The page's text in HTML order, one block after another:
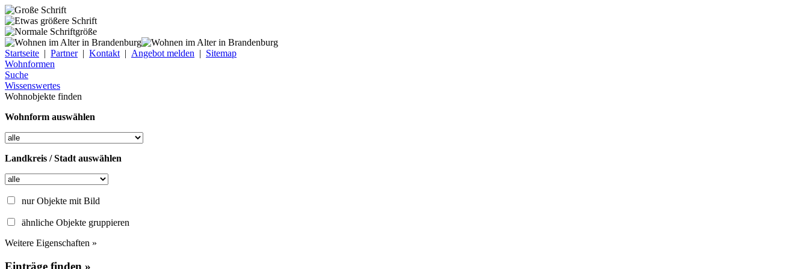
Startseite | Partner| Kontakt | Angebot melden | Sitemap
Wohnformen
Suche
Wissenswertes
Wohnobjekte finden
Wohnform auswählen
Landkreis / Stadt auswählen
nur Objekte mit Bild
ähnliche Objekte gruppieren
Weitere Eigenschaften »
Einträge finden »